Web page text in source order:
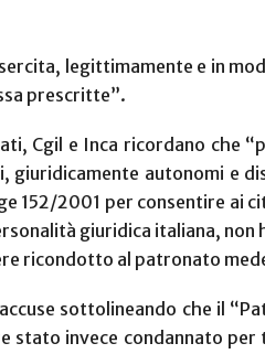
legittimamente e in
prescritte”.
Cgil e Inca ricordano che
giuridicamente autonomi e
152/2001 per consentire ai
giuridica italiana, non
ricondotto al patronato
sottolineando che il
stato invece condannato